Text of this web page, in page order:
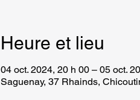
Heure et lieu
04 oct. 2024, 20 h 00 – 05 oct.
Saguenay, 37 Rhainds,